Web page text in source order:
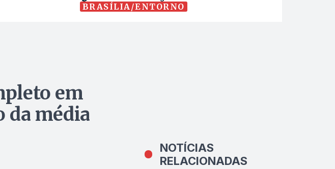
BRASÍLIA/ENTORNO
em
da média
NOTÍCIAS
RELACIONADAS